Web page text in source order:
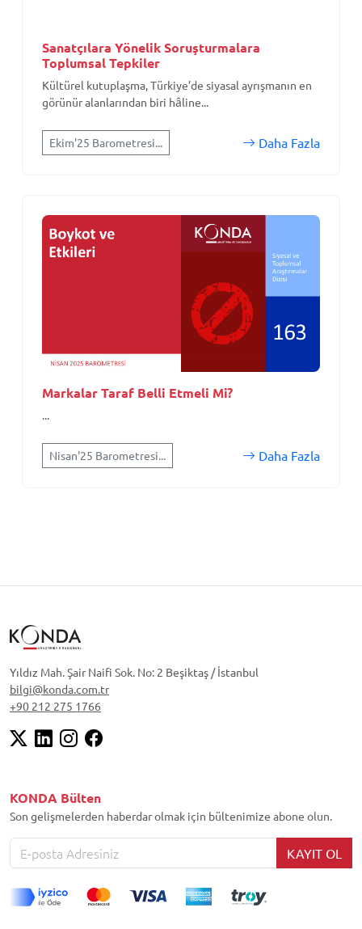
Sanatçılara Yönelik Soruşturmalara
Toplumsal Tepkiler
Kültürel kutuplaşma, Türkiye’de siyasal ayrışmanın en
görünür alanlarından biri hâline...
Ekim'25 Barometresi... Daha Fazla
Markalar Taraf Belli Etmeli Mi?
Nisan'25 Barometresi... Daha Fazla
Yıldız Mah. Şair Naifi Sok. No: 2 Beşiktaş / İstanbul
bilgi@konda.com.tr
+90 212 275 1766
KONDA Bülten
Son gelişmelerden haberdar olmak için bültenimize abone olun.
KAYIT OL